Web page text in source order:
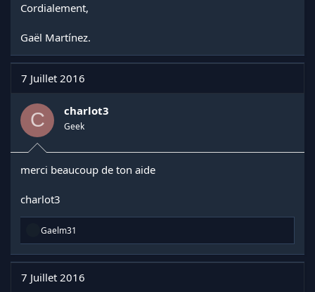
Cordialement,
Gaël Martínez.
7 Juillet 2016
C charlot3
Geek
merci beaucoup de ton aide
charlot3
R
a
c
t
i
Gaelm31
7 Juillet 2016